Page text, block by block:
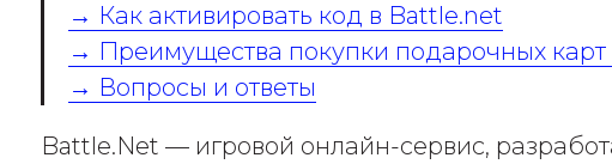
→ Как активировать код в Battle.net
→ Преимущества покупки подарочных карт
→ Вопросы и ответы
Battle.Net — игровой онлайн-сервис,